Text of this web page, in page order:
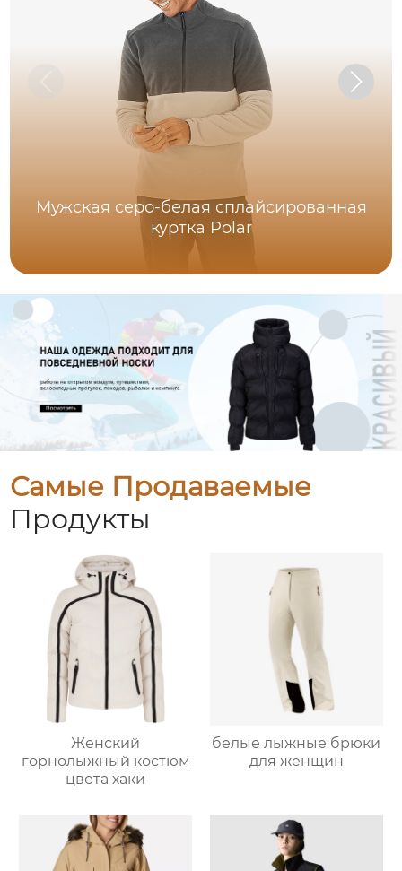
Мужская серо-белая сплайсированная
куртка Polar
Самые Продаваемые
Продукты
Женский
горнолыжный костюм
цвета хаки
белые лыжные брюки
для женщин